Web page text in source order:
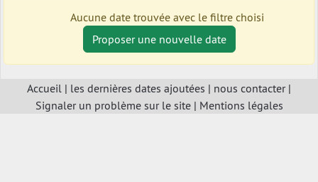
Aucune date trouvée avec le filtre choisi
Proposer une nouvelle date
Accueil | les dernières dates ajoutées | nous contacter|
Signaler un problème sur le site| Mentions légales